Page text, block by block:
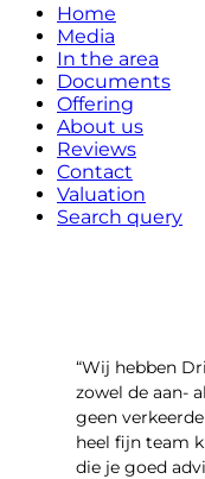
Home
Media
In the area
Documents
Offering
About us
Reviews
Contact
Valuation
Search query
“Wij hebben
zowel de aan-
geen
heel fijn team
die je goed